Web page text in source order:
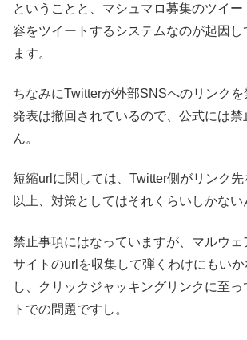
ということと、マシュマロ募集のツイ
容をツイートするシステムなのが起因し
ます。
ちなみにTwitterが外部SNSへのリンク
発表は撤回されているので、公式には
ん。
短縮urlに関しては、Twitter側がリンク
以上、対策としてはそれくらいしかない
禁止事項にはなっていますが、マルウ
サイトのurlを収集して弾くわけにもいか
し、クリックジャッキングリンクに至っ
トでの問題ですし。